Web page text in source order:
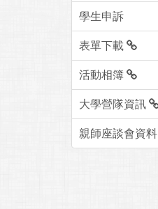
學生申訴
表單下載
活動相簿
大學營隊資訊
親師座談會資料